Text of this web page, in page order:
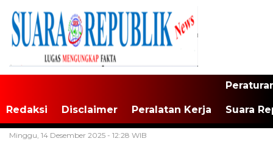
Redaksi Disclaimer Peralatan Kerja Suara
Minggu, 14 Desember 2025 - 12:28 WIB